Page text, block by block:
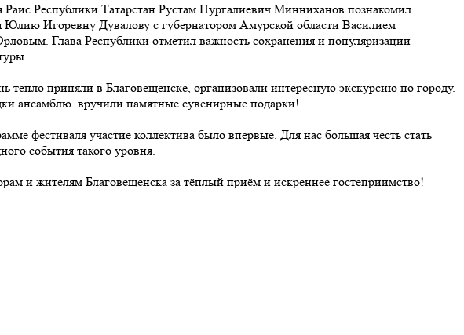
Раис Республики Татарстан Рустам Нургалиевич Минниханов познакомил
Юлию Игоревну Дувалову с губернатором Амурской области Василием
Глава Республики отметил важность сохранения и популяризации
тепло приняли в Благовещенске, организовали интересную экскурсию по городу.
ансамблю вручили памятные сувенирные подарки!
фестиваля участие коллектива было впервые. Для нас большая честь стать
события такого уровня.
и жителям Благовещенска за тёплый приём и искреннее гостеприимство!